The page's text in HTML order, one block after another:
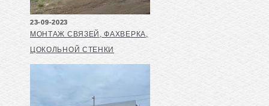
23-09-2023
МОНТАЖ СВЯЗЕЙ, ФАХВЕРКА,
ЦОКОЛЬНОЙ СТЕНКИ